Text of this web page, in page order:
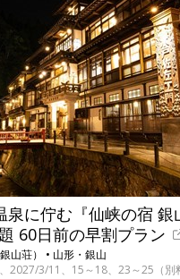
泉に佇む『仙峡の宿 銀
60日前の早割プラン
山荘） • 山形・銀山
2027/3/11、15～18、23～25（別